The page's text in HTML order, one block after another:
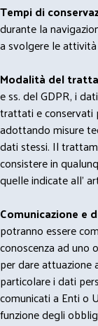
Tempi di
durante la
a svolgere le
Modalità del
e ss. del GDPR, i
trattati e conservati
adottando misure
dati stessi. Il
consistere in
quelle indicate all'
Comunicazione e
potranno essere
conoscenza ad uno
per dare attuazione
particolare i dati
comunicati a Enti o
funzione degli